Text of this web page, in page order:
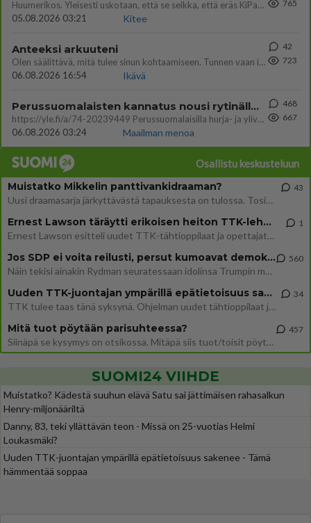
Huumerikos. Yleisesti uskotaan, että se seikka, että eräs KiPan pelaaja kärähtää huumeista, on vain jäävuoren huippu. M
05.08.2026 03:21
Kitee
765
Anteeksi arkuuteni
Olen säälittävä, mitä tulee sinun kohtaamiseen. Tunnen vaan itseni todella epävarmaksi sun kanssa. Jos minun olisi pitän
06.08.2026 16:54
Ikävä
42
723
Perussuomalaisten kannatus nousi rytinällä Ylen tänään julkaisemassa tuoreimmassa gallup-kyselyssä.
https://yle.fi/a/74-20239449 Perussuomalaisilla hurja- ja ylivoimaisesti suurin nousu tässä uudessa Ylen gallupissa. Kyl
06.08.2026 03:24
Maailman menoa
468
667
Osallistu keskusteluun
Muistatko Mikkelin panttivankidraaman?
Uusi draamasarja järkyttävästä tapauksesta on tulossa. Tositapahtumiin perustuva sarja ammentaa vuoden 1986 Mikkelin pan
43
Ernest Lawson täräytti erikoisen heiton TTK-lehdistötilaisuudessa: " Onko tässä tarkoituksena...?"
Ernest Lawson esitteli uudet TTK-tähtioppilaat ja opettajat torstaina 6.8. lehdistölle. Tulevalla kaudella on yksi hausk
1
Jos SDP ei voita reilusti, persut kumoavat demokratian Suomesta
Näin tekisi ainakin Rydman seuratessaan idolinsa Trumpin mallia https://www.is.fi/politiikka/art-2000012187244.html
560
Uuden TTK-juontajan ympärillä epätietoisuus sakenee - Nyt MTV hämmentää soppaa
TTK tulee taas tänä syksynä. Ohjelman uudet tähtioppilaat julkistetaan torstaina 6. elokuuta klo 14 alkavassa lehdistö
34
Mitä tuot pöytään parisuhteessa?
Siinäpä se kysymys on otsikossa. Mitäpä siis tuot/toisit pöytään parisuhteessa? Oletko mies vai nainen? Koetko sen mitä
457
SUOMI24 VIIHDE
Muistatko? Kädestä suuhun elävä Satu sai jättimäisen rahasalkun
Henry-miljonääriltä
Danny, 83, teki yllättävän teon - Missä on 25-vuotias Helmi
Loukasmäki?
Uuden TTK-juontajan ympärillä epätietoisuus sakenee - Tämä
hämmentää soppaa